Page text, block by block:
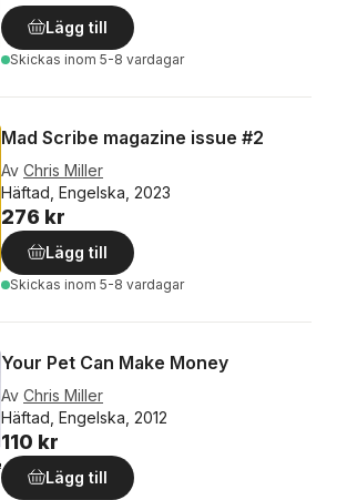
Lägg till
Skickas inom 5-8 vardagar
Mad Scribe magazine issue #2
Av Chris Miller
Häftad, Engelska, 2023
276 kr
Lägg till
Skickas inom 5-8 vardagar
Your Pet Can Make Money
Av Chris Miller
Häftad, Engelska, 2012
110 kr
Lägg till